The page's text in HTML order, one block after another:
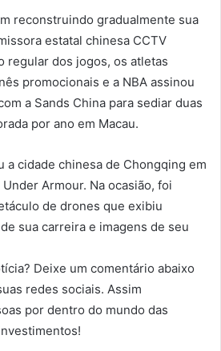
reconstruindo gradualmente sua
estatal chinesa CCTV
regular dos jogos, os atletas
promocionais e a NBA assinou
a Sands China para sediar duas
por ano em Macau.
a cidade chinesa de Chongqing em
Armour. Na ocasião, foi
de drones que exibiu
sua carreira e imagens de seu
Deixe um comentário abaixo
redes sociais. Assim
por dentro do mundo das